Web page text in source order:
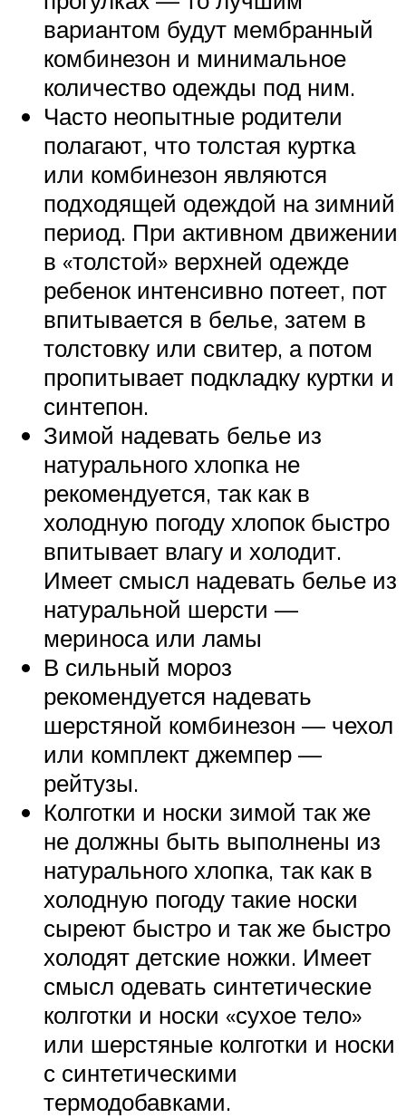
вариантом будут мембранный
комбинезон и минимальное
количество одежды под ним.
Часто неопытные родители
полагают, что толстая куртка
или комбинезон являются
подходящей одеждой на зимний
период. При активном движении
в «толстой» верхней одежде
ребенок интенсивно потеет, пот
впитывается в белье, затем в
толстовку или свитер, а потом
пропитывает подкладку куртки и
синтепон.
Зимой надевать белье из
натурального хлопка не
рекомендуется, так как в
холодную погоду хлопок быстро
впитывает влагу и холодит.
Имеет смысл надевать белье из
натуральной шерсти —
мериноса или ламы
В сильный мороз
рекомендуется надевать
шерстяной комбинезон — чехол
или комплект джемпер —
рейтузы.
Колготки и носки зимой так же
не должны быть выполнены из
натурального хлопка, так как в
холодную погоду такие носки
сыреют быстро и так же быстро
холодят детские ножки. Имеет
смысл одевать синтетические
колготки и носки «сухое тело»
или шерстяные колготки и носки
с синтетическими
термодобавками.